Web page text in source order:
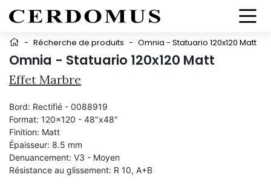
- Récherche de produits - Omnia - Statuario 120x120 Matt
Omnia - Statuario 120x120 Matt
Effet Marbre
Bord: Rectifié - 0088919
Format: 120x120 - 48"x48"
Finition: Matt
Épaisseur: 8.5 mm
Denuancement: V3 - Moyen
Résistance au glissement: R 10, A+B